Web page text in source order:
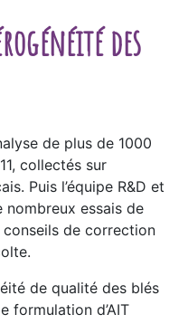
des
de plus de 1000
collectés sur
Puis l’équipe R&D et
nombreux essais de
de correction
de qualité des blés
formulation d’AIT